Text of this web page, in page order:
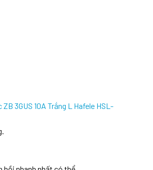
ZB 3GUS 10A Trắng L Hafele HSL-